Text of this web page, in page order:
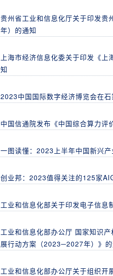
贵州省工业和信息化厅关于印发
年）的通知
上海市经济信息化委关于印发《
知
2023中国国际数字经济博览会在
中国信通院发布《中国综合算力评
一图读懂：2023上半年中国新兴
创业邦：2023值得关注的125家
工业和信息化部关于印发电子信
工业和信息化部办公厅 国家知识
展行动方案（2023─2027年）》
工业和信息化部办公厅关于组织